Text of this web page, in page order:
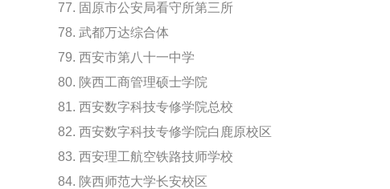
77. 固原市公安局看守所第三所
78. 武都万达综合体
79. 西安市第八十一中学
80. 陕西工商管理硕士学院
81. 西安数字科技专修学院总校
82. 西安数字科技专修学院白鹿原校区
83. 西安理工航空铁路技师学校
84. 陕西师范大学长安校区